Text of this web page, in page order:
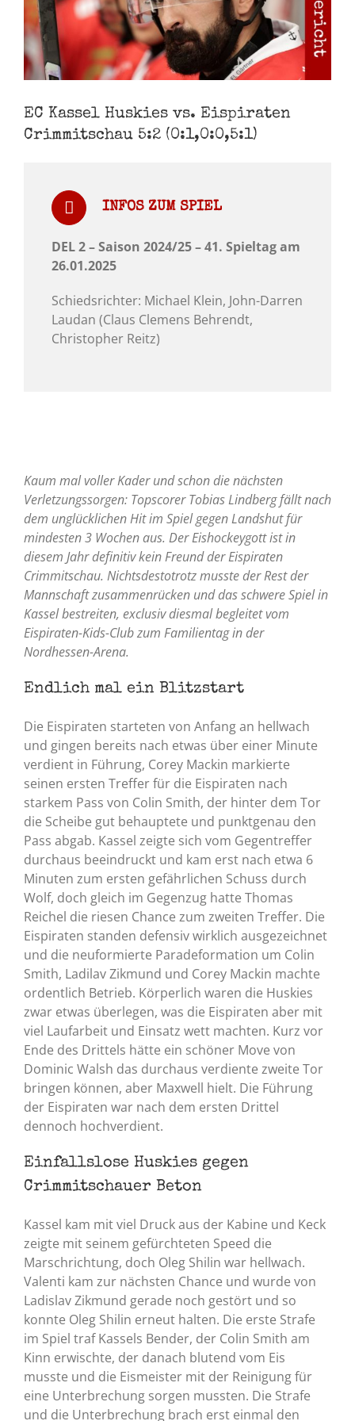
EC Kassel Huskies vs. Eispiraten
Crimmitschau 5:2 (0:1,0:0,5:1)
INFOS ZUM SPIEL
DEL 2 – Saison 2024/25 – 41. Spieltag am
26.01.2025
Schiedsrichter: Michael Klein, John-Darren
Laudan (Claus Clemens Behrendt,
Christopher Reitz)
Kaum mal voller Kader und schon die nächsten
Verletzungssorgen: Topscorer Tobias Lindberg fällt nach
dem unglücklichen Hit im Spiel gegen Landshut für
mindesten 3 Wochen aus. Der Eishockeygott ist in
diesem Jahr definitiv kein Freund der Eispiraten
Crimmitschau. Nichtsdestotrotz musste der Rest der
Mannschaft zusammenrücken und das schwere Spiel in
Kassel bestreiten, exclusiv diesmal begleitet vom
Eispiraten-Kids-Club zum Familientag in der
Nordhessen-Arena.
Endlich mal ein Blitzstart
Die Eispiraten starteten von Anfang an hellwach
und gingen bereits nach etwas über einer Minute
verdient in Führung, Corey Mackin markierte
seinen ersten Treffer für die Eispiraten nach
starkem Pass von Colin Smith, der hinter dem Tor
die Scheibe gut behauptete und punktgenau den
Pass abgab. Kassel zeigte sich vom Gegentreffer
durchaus beeindruckt und kam erst nach etwa 6
Minuten zum ersten gefährlichen Schuss durch
Wolf, doch gleich im Gegenzug hatte Thomas
Reichel die riesen Chance zum zweiten Treffer. Die
Eispiraten standen defensiv wirklich ausgezeichnet
und die neuformierte Paradeformation um Colin
Smith, Ladilav Zikmund und Corey Mackin machte
ordentlich Betrieb. Körperlich waren die Huskies
zwar etwas überlegen, was die Eispiraten aber mit
viel Laufarbeit und Einsatz wett machten. Kurz vor
Ende des Drittels hätte ein schöner Move von
Dominic Walsh das durchaus verdiente zweite Tor
bringen können, aber Maxwell hielt. Die Führung
der Eispiraten war nach dem ersten Drittel
dennoch hochverdient.
Einfallslose Huskies gegen
Crimmitschauer Beton
Kassel kam mit viel Druck aus der Kabine und Keck
zeigte mit seinem gefürchteten Speed die
Marschrichtung, doch Oleg Shilin war hellwach.
Valenti kam zur nächsten Chance und wurde von
Ladislav Zikmund gerade noch gestört und so
konnte Oleg Shilin erneut halten. Die erste Strafe
im Spiel traf Kassels Bender, der Colin Smith am
Kinn erwischte, der danach blutend vom Eis
musste und die Eismeister mit der Reinigung für
eine Unterbrechung sorgen mussten. Die Strafe
und die Unterbrechung brach erst einmal den